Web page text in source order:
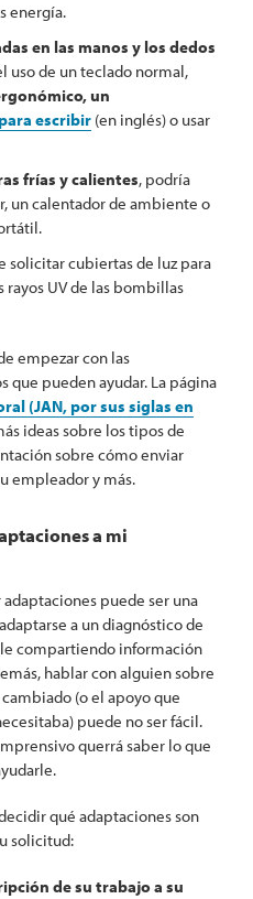
energía.
en las manos y los dedos
uso de un teclado normal,
un
escribir (en inglés) o usar
frías y calientes, podría
un calentador de ambiente o
solicitar cubiertas de luz para
UV de las bombillas
empezar con las
que pueden ayudar. La página
(JAN, por sus siglas en
ideas sobre los tipos de
sobre cómo enviar
empleador y más.
a mi
puede ser una
a un diagnóstico de
compartiendo información
hablar con alguien sobre
(o el apoyo que
puede no ser fácil.
querrá saber lo que
qué adaptaciones son
solicitud:
de su trabajo a su